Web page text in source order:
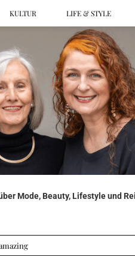
KULTUR LIFE & STYLE
Mode, Beauty, Lifestyle und